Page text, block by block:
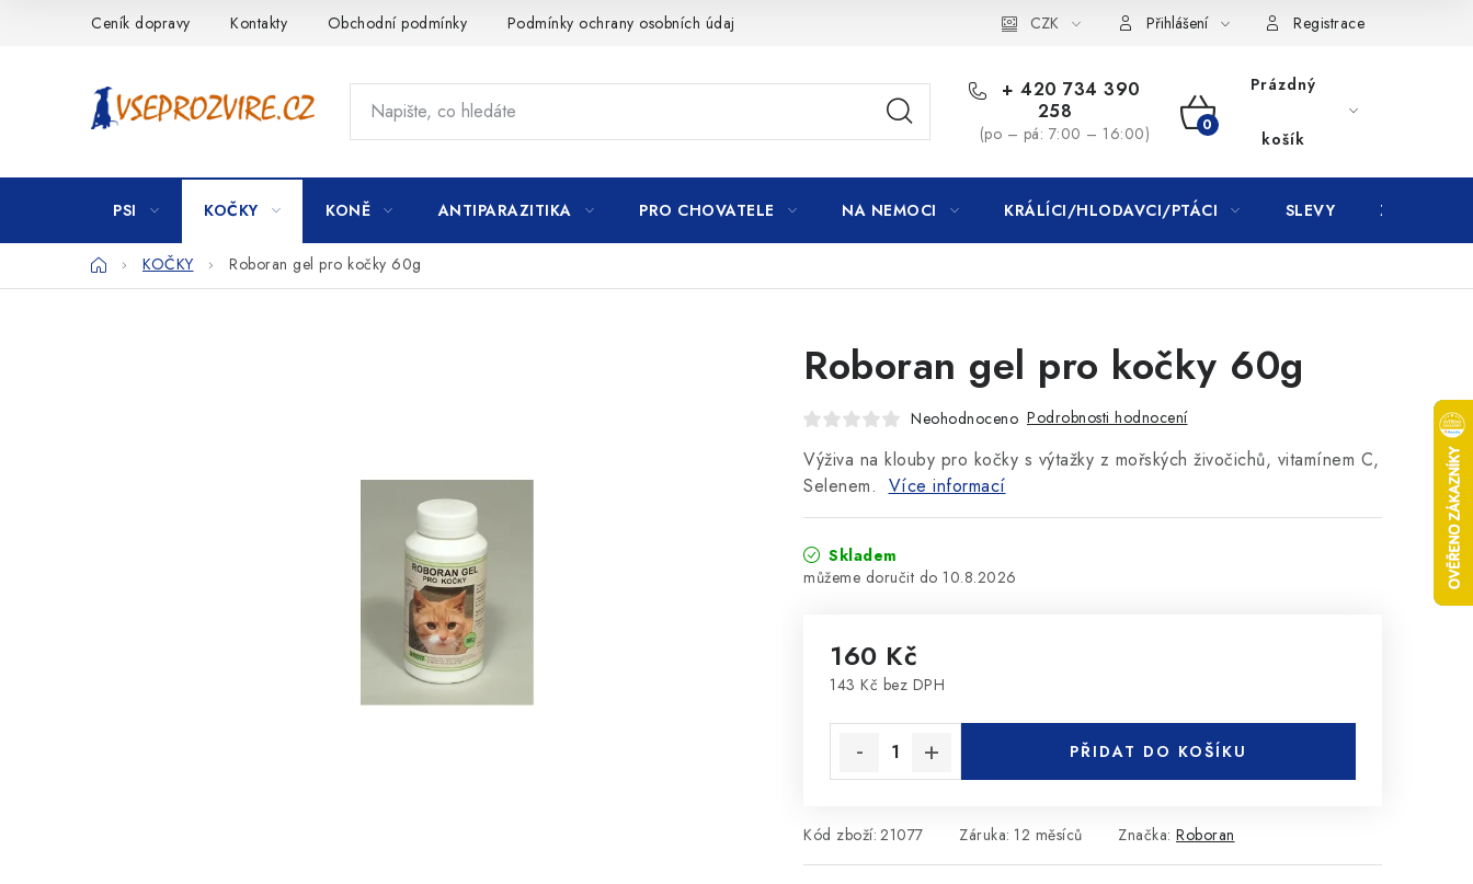
Ceník dopravy Kontakty Obchodní podmínky Podmínky ochrany osobních údajů CZK Přihlášení Registrace
+ 420 734 390
258
(po – pá: 7:00 – 16:00)
NÁKUPNÍ
KOŠÍK
Prázdný
košík
PSI KOČKY KONĚ ANTIPARAZITIKA PRO CHOVATELE NA NEMOCI KRÁLÍCI/HLODAVCI/PTÁCI SLEVY ZNAČKY
DomůKOČKY Roboran gel pro kočky 60g
Roboran gel pro kočky 60g
Neohodnoceno Podrobnosti hodnocení
Výživa na klouby pro kočky s výtažky z mořských živočichů, vitamínem C,
Selenem. Více informací
Skladem
10.8.2026
160 Kč
143 Kč bez DPH
PŘIDAT DO KOŠÍKU
Kód zboží: 21077 Záruka: 12 měsíců Značka: Roboran